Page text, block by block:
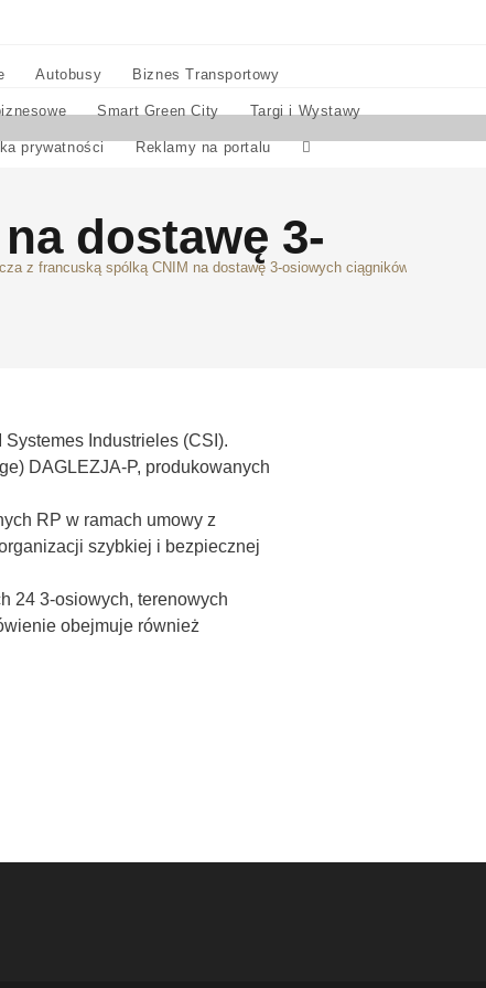
Autobusy Biznes Transportowy
Smart Green City Targi i Wystawy
prywatności Reklamy na portalu
dostawę 3-
z francuską spólką CNIM na dostawę 3-osiowych ciągników siodłowych
Industrieles (CSI).
DAGLEZJA-P, produkowanych
RP w ramach umowy z
szybkiej i bezpiecznej
24 3-osiowych, terenowych
obejmuje również